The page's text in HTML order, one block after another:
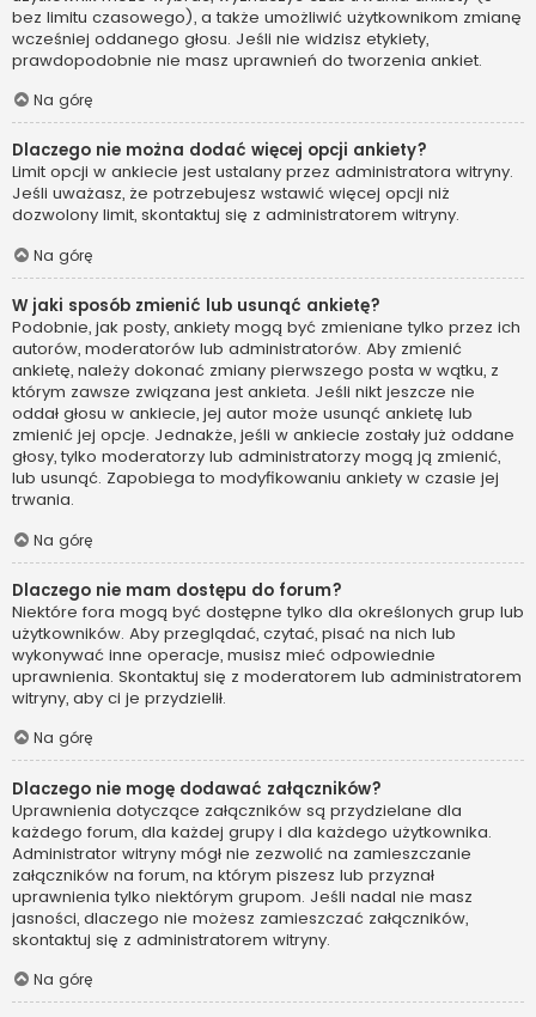
bez limitu czasowego), a także umożliwić użytkownikom zmianę
wcześniej oddanego głosu. Jeśli nie widzisz etykiety,
prawdopodobnie nie masz uprawnień do tworzenia ankiet.
Na górę
Dlaczego nie można dodać więcej opcji ankiety?
Limit opcji w ankiecie jest ustalany przez administratora witryny.
Jeśli uważasz, że potrzebujesz wstawić więcej opcji niż
dozwolony limit, skontaktuj się z administratorem witryny.
Na górę
W jaki sposób zmienić lub usunąć ankietę?
Podobnie, jak posty, ankiety mogą być zmieniane tylko przez ich
autorów, moderatorów lub administratorów. Aby zmienić
ankietę, należy dokonać zmiany pierwszego posta w wątku, z
którym zawsze związana jest ankieta. Jeśli nikt jeszcze nie
oddał głosu w ankiecie, jej autor może usunąć ankietę lub
zmienić jej opcje. Jednakże, jeśli w ankiecie zostały już oddane
głosy, tylko moderatorzy lub administratorzy mogą ją zmienić,
lub usunąć. Zapobiega to modyfikowaniu ankiety w czasie jej
trwania.
Na górę
Dlaczego nie mam dostępu do forum?
Niektóre fora mogą być dostępne tylko dla określonych grup lub
użytkowników. Aby przeglądać, czytać, pisać na nich lub
wykonywać inne operacje, musisz mieć odpowiednie
uprawnienia. Skontaktuj się z moderatorem lub administratorem
witryny, aby ci je przydzielił.
Na górę
Dlaczego nie mogę dodawać załączników?
Uprawnienia dotyczące załączników są przydzielane dla
każdego forum, dla każdej grupy i dla każdego użytkownika.
Administrator witryny mógł nie zezwolić na zamieszczanie
załączników na forum, na którym piszesz lub przyznał
uprawnienia tylko niektórym grupom. Jeśli nadal nie masz
jasności, dlaczego nie możesz zamieszczać załączników,
skontaktuj się z administratorem witryny.
Na górę